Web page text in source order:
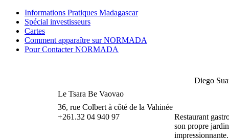
Informations Pratiques Madagascar
Spécial investisseurs
Cartes
Comment apparaître sur NORMADA
Pour Contacter NORMADA
Diego
Le Tsara Be Vaovao
36, rue Colbert à côté de la Vahinée
+261.32 04 940 97
Restaurant
son propre